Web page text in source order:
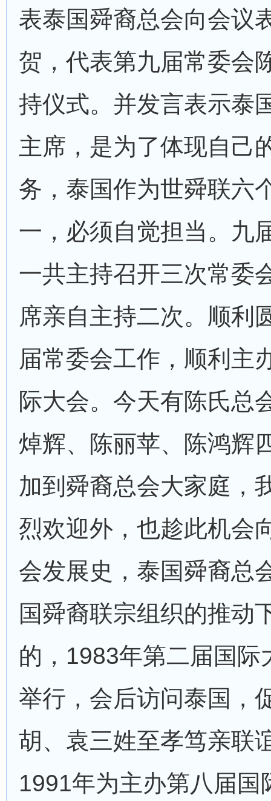
表泰国舜裔总会向会议
贺，代表第九届常委会
持仪式。并发言表示泰
主席，是为了体现自己
务，泰国作为世舜联六
一，必须自觉担当。九
一共主持召开三次常委
席亲自主持二次。顺利
届常委会工作，顺利主
际大会。今天有陈氏总
焯辉、陈丽苹、陈鸿辉
加到舜裔总会大家庭，
烈欢迎外，也趁此机会
会发展史，泰国舜裔总
国舜裔联宗组织的推动
的，1983年第二届国际
举行，会后访问泰国，
胡、袁三姓至孝笃亲联
1991年为主办第八届国